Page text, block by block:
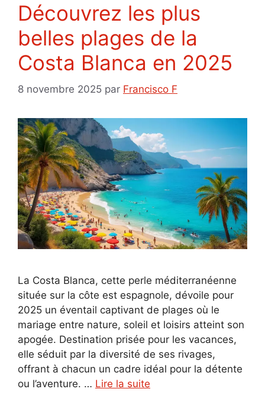
Découvrez les plus
belles plages de la
Costa Blanca en 2025
8 novembre 2025 par Francisco F
La Costa Blanca, cette perle méditerranéenne
située sur la côte est espagnole, dévoile pour
2025 un éventail captivant de plages où le
mariage entre nature, soleil et loisirs atteint son
apogée. Destination prisée pour les vacances,
elle séduit par la diversité de ses rivages,
offrant à chacun un cadre idéal pour la détente
ou l’aventure. … Lire la suite